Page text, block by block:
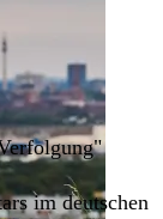
im deutschen